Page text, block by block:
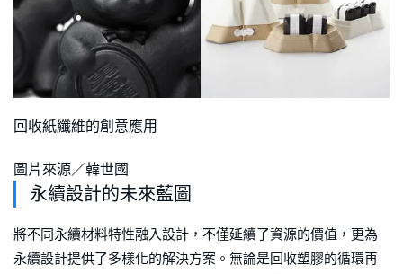
回收紙纖維的創意應用
圖片來源／韓世國
永續設計的未來藍圖
將不同永續材料特性融入設計，不僅延續了資源的價值，更為
永續設計提供了多樣化的解決方案。無論是回收塑膠的循環再